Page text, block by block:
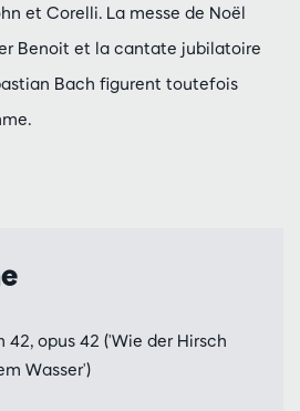
et Corelli. La messe de Noël
Benoit et la cantate jubilatoire
Bach figurent toutefois
42, opus 42 ('Wie der Hirsch
Wasser')